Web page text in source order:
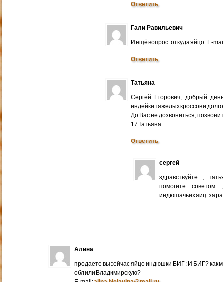
Ответить
Гали Равильевич
И ещё вопрос : откуда яйцо . E-
Ответить
Татьяна
Сергей Егорович, добрый
индейки тяжелых кроссов и
До Вас не дозвониться,
17 Татьяна.
Ответить
сергей
здравствуйте ,
помогите
индюшачьих яиц . за
Алина
продаете вы сейчас яйцо индюшки БИГ : И БИГ? как
обл или Владимирскую?